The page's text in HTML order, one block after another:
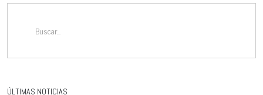
ÚLTIMAS NOTICIAS